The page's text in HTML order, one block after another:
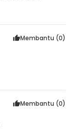
Membantu (0)
Membantu (0)